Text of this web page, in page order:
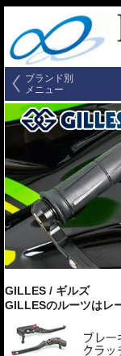
ブランド別
メニュー
GILLES / ギルズ
GILLESのルーツはレ